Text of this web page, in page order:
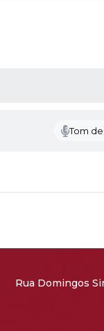
Tom
Rua Domingos